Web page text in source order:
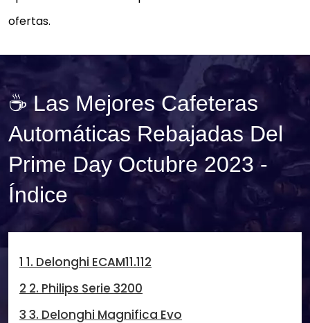
ofertas.
☕ Las Mejores Cafeteras
Automáticas Rebajadas Del
Prime Day Octubre 2023 -
Índice
1 1. Delonghi ECAM11.112
2 2. Philips Serie 3200
3 3. Delonghi Magnifica Evo